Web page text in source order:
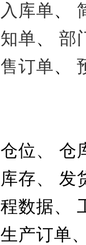
入库单、
知单、 部
售订单、
仓位、 仓
库存、 发
程数据、
生产订单